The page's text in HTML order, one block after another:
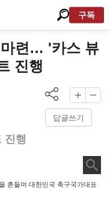
구독
마련… '카스 뷰
진행
답글쓰기
진행
흔들며 대한민국 축구국가대표